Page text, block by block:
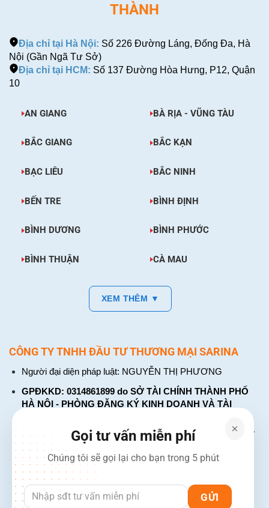
THÀNH
Địa chỉ tại Hà Nội: Số 226 Đường Láng, Đống Đa, Hà
Nội (Gần Ngã Tư Sở)
Địa chỉ tại HCM: Số 137 Đường Hòa Hưng, P12, Quận
10
AN GIANG BÀ RỊA - VŨNG TÀU
BẮC GIANG BẮC KẠN
BẠC LIÊU BẮC NINH
BẾN TRE BÌNH ĐỊNH
BÌNH DƯƠNG BÌNH PHƯỚC
BÌNH THUẬN CÀ MAU
XEM THÊM ▼
CÔNG TY TNHH ĐẦU TƯ THƯƠNG MẠI SARINA
Người đại diện pháp luật: NGUYỄN THỊ PHƯƠNG
GPĐKKD: 0314861899 do SỞ TÀI CHÍNH THÀNH PHỐ
HÀ NỘI - PHÒNG ĐĂNG KÝ KINH DOANH VÀ TÀI
CHÍNH DOANH NGHIỆP cấp. Đăng ký lần đầu: ngày 26
tháng 01 năm 2018. Đăng ký thay đổi lần thứ: 4, ngày 31
tháng 03 năm 2026
226 Đường Láng, Đống Đa, Hà Nội
137 Đường Hòa Hưng, Phường 12, Quận 10, TP. Hồ Chí
Minh
Gọi tư vấn miễn phí
Chúng tôi sẽ gọi lại cho bạn trong 5 phút